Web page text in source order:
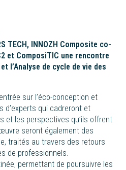
TECH, INNOZH Composite co-
et ComposiTIC une rencontre
l’Analyse de cycle de vie des
sur l’éco-conception et
d’experts qui cadreront et
et les perspectives qu’ils offrent
seront également des
traités au travers des retours
de professionnels.
permettant de poursuivre les